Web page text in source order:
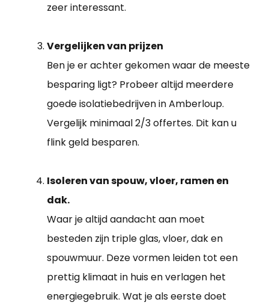
zeer interessant.
Vergelijken van prijzen
Ben je er achter gekomen waar de meeste
besparing ligt? Probeer altijd meerdere
goede isolatiebedrijven in Amberloup.
Vergelijk minimaal 2/3 offertes. Dit kan u
flink geld besparen.
Isoleren van spouw, vloer, ramen en
dak.
Waar je altijd aandacht aan moet
besteden zijn triple glas, vloer, dak en
spouwmuur. Deze vormen leiden tot een
prettig klimaat in huis en verlagen het
energiegebruik. Wat je als eerste doet